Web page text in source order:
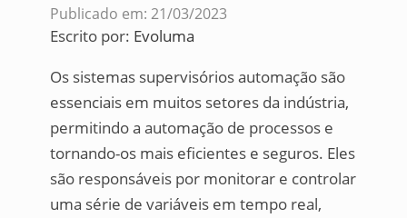
Publicado em: 21/03/2023
Escrito por: Evoluma
Os sistemas supervisórios automação são
essenciais em muitos setores da indústria,
permitindo a automação de processos e
tornando-os mais eficientes e seguros. Eles
são responsáveis por monitorar e controlar
uma série de variáveis em tempo real,